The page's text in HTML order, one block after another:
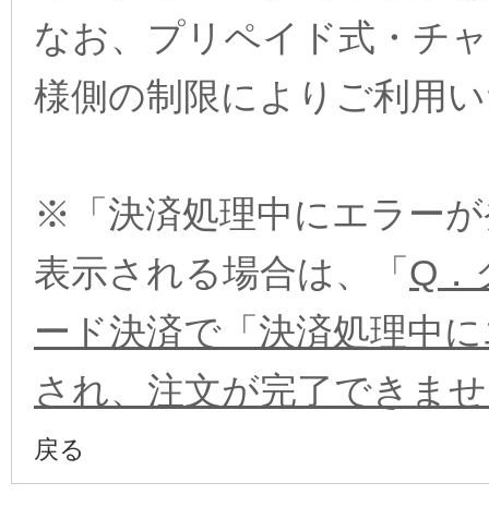
なお、プリペイド式・チ
様側の制限によりご利用
※「決済処理中にエラー
表示される場合は、「 Q．
ード決済で「決済処理中
され、注文が完了できま
戻る